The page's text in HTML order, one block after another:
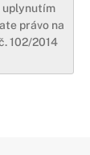
uplynutím
právo na
102/2014